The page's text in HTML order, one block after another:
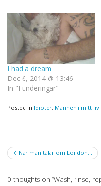
I had a dream
Dec 6, 2014 @ 13:46
In "Funderingar"
Posted in Idioter, Mannen i mitt liv
PostNär man talar om London…
0 thoughts on “Wash, rinse,